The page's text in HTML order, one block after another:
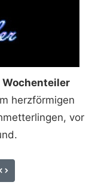
herzförmigen
vor
Code